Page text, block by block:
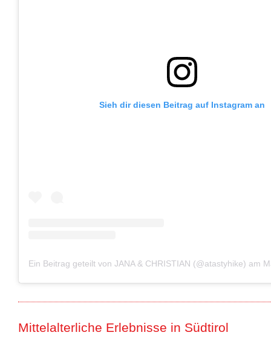
Sieh dir diesen Beitrag auf Instagram an
Ein Beitrag geteilt von JANA & CHRISTIAN (@atastyhike) am
Mittelalterliche Erlebnisse in Südtirol